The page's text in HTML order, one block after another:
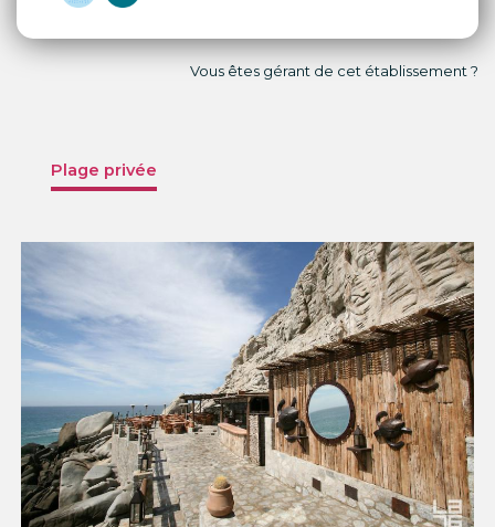
Vous êtes gérant de cet établissement ?
Plage privée